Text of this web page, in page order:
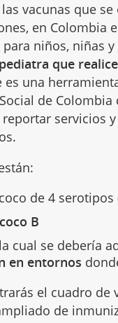
vacunas que
en Colombia
niños, niñas y
que
es una
de
servicios
de 4 serotipos
B
cual se debería
en entornos
el cuadro de
de